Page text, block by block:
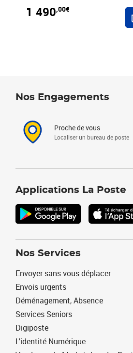
1 490,00€
Nos Engagements
Proche de vous
Localiser un bureau de poste
Applications La Poste
Nos Services
Envoyer sans vous déplacer
Envois urgents
Déménagement, Absence
Services Seniors
Digiposte
L'identité Numérique